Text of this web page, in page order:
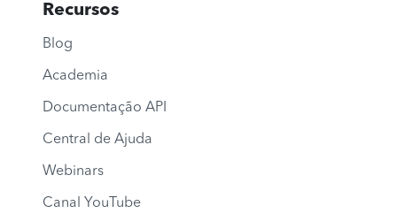
Recursos
Blog
Academia
Documentação API
Central de Ajuda
Webinars
Canal YouTube